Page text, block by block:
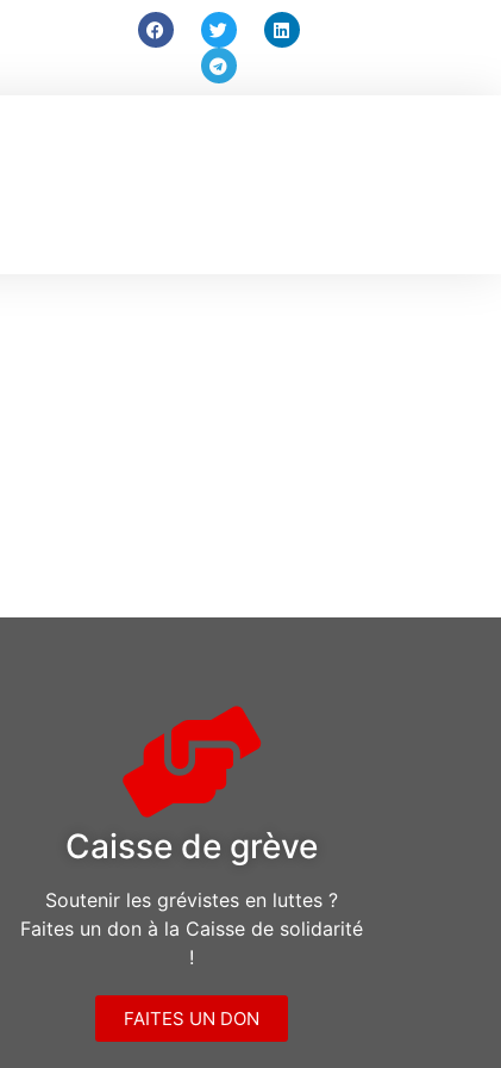
Caisse de grève
Soutenir les grévistes en luttes ?
Faites un don à la Caisse de solidarité
!
FAITES UN DON